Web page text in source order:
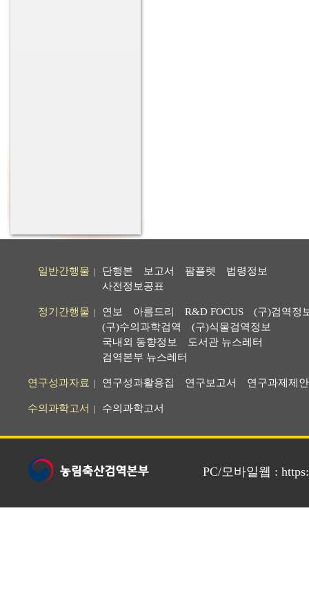
일반간행물 단행본 보고서 팜플렛
법령정보
사전정보공표
정기간행물 연보 아름드리 R&D FOCUS
(구)검역정
(구)수의과학검역
(구)식물검역정보
국내외 동향정보
도서관 뉴스레터
검역본부 뉴스레터
연구성과자료 연구성과활용집 연구보고서 연구과제제
수의과학고서 수의과학고서
PC/모바일웹 :